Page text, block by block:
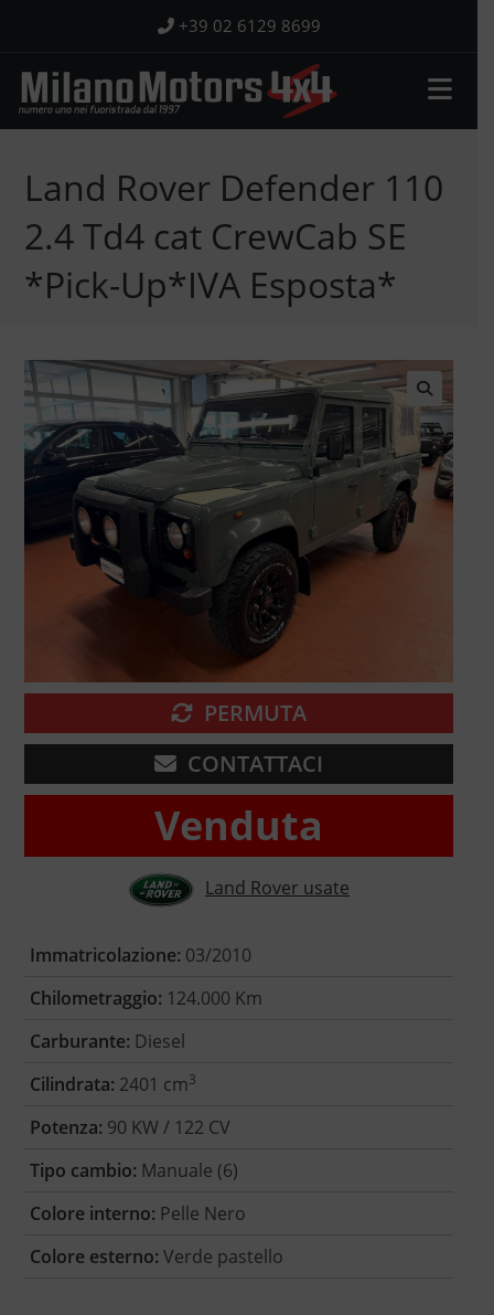
contenuto
+39 02 6129 8699
Land Rover Defender 110
2.4 Td4 cat CrewCab SE
*Pick-Up*IVA Esposta*
🔍
PERMUTA
CONTATTACI
Venduta
Land Rover usate
Immatricolazione: 03/2010
Chilometraggio: 124.000 Km
Carburante: Diesel
Cilindrata: 2401 cm3
Potenza: 90 KW / 122 CV
Tipo cambio: Manuale (6)
Colore interno: Pelle Nero
Colore esterno: Verde pastello